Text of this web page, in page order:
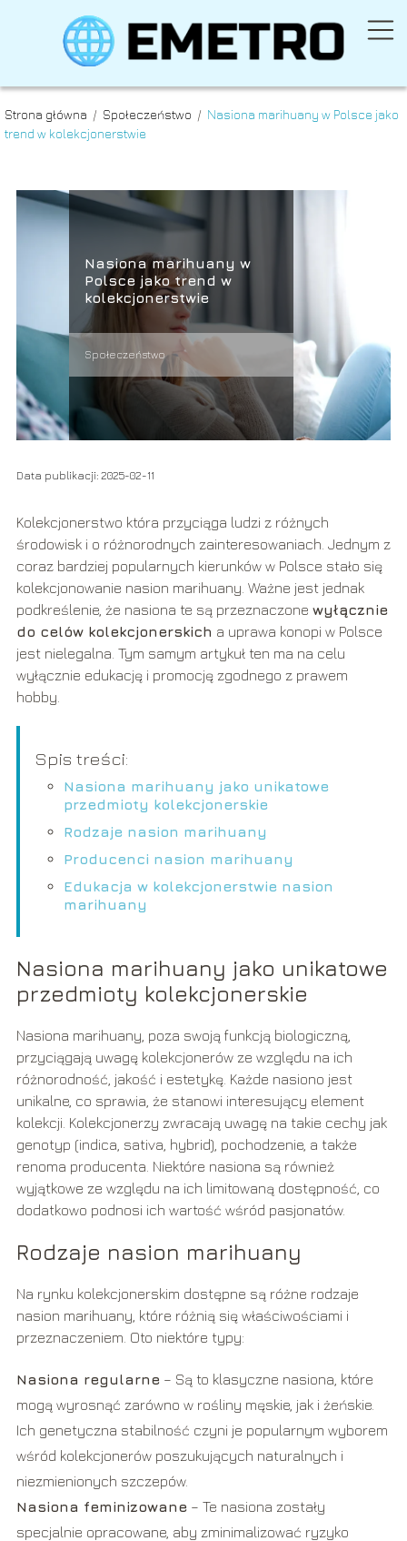
Strona główna / Społeczeństwo / Nasiona marihuany w Polsce jako
trend w kolekcjonerstwie
Nasiona marihuany w
Polsce jako trend w
kolekcjonerstwie
Społeczeństwo
Data publikacji: 2025-02-11
Kolekcjonerstwo która przyciąga ludzi z różnych
środowisk i o różnorodnych zainteresowaniach. Jednym z
coraz bardziej popularnych kierunków w Polsce stało się
kolekcjonowanie nasion marihuany. Ważne jest jednak
podkreślenie, że nasiona te są przeznaczone wyłącznie
do celów kolekcjonerskich a uprawa konopi w Polsce
jest nielegalna. Tym samym artykuł ten ma na celu
wyłącznie edukację i promocję zgodnego z prawem
hobby.
Spis treści:
Nasiona marihuany jako unikatowe
przedmioty kolekcjonerskie
Rodzaje nasion marihuany
Producenci nasion marihuany
Edukacja w kolekcjonerstwie nasion
marihuany
Nasiona marihuany jako unikatowe
przedmioty kolekcjonerskie
Nasiona marihuany, poza swoją funkcją biologiczną,
przyciągają uwagę kolekcjonerów ze względu na ich
różnorodność, jakość i estetykę. Każde nasiono jest
unikalne, co sprawia, że stanowi interesujący element
kolekcji. Kolekcjonerzy zwracają uwagę na takie cechy jak
genotyp (indica, sativa, hybrid), pochodzenie, a także
renoma producenta. Niektóre nasiona są również
wyjątkowe ze względu na ich limitowaną dostępność, co
dodatkowo podnosi ich wartość wśród pasjonatów.
Rodzaje nasion marihuany
Na rynku kolekcjonerskim dostępne są różne rodzaje
nasion marihuany, które różnią się właściwościami i
przeznaczeniem. Oto niektóre typy:
Nasiona regularne– Są to klasyczne nasiona, które
mogą wyrosnąć zarówno w rośliny męskie, jak i żeńskie.
Ich genetyczna stabilność czyni je popularnym wyborem
wśród kolekcjonerów poszukujących naturalnych i
niezmienionych szczepów.
Nasiona feminizowane– Te nasiona zostały
specjalnie opracowane, aby zminimalizować ryzyko